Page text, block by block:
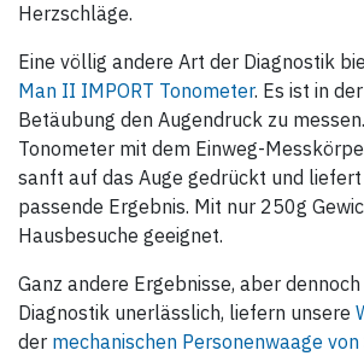
Herzschläge.
Eine völlig andere Art der Diagnostik
Man II IMPORT Tonometer. Es ist in
Betäubung den Augendruck zu
Tonometer mit dem Einweg-
sanft auf das Auge gedrückt und
passende Ergebnis. Mit nur 250g
Hausbesuche geeignet.
Ganz andere Ergebnisse, aber dennoch
Diagnostik unerlässlich, liefern unsere
der mechanischen Personenwaage von